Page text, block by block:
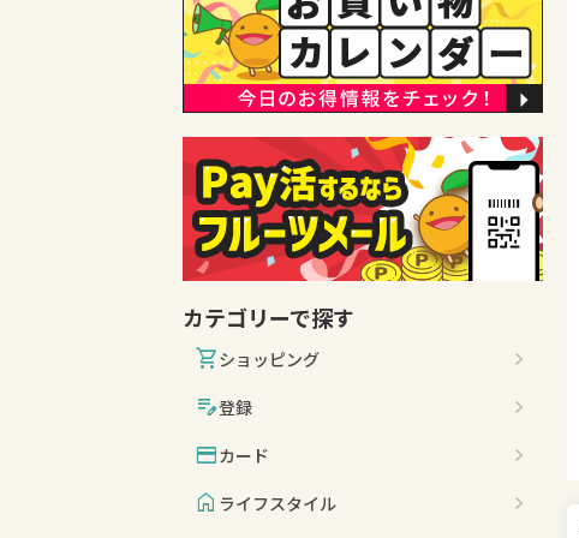
カテゴリーで探す
shopping_cartショッピング
edit_note登録
credit_cardカード
home ライフスタイル